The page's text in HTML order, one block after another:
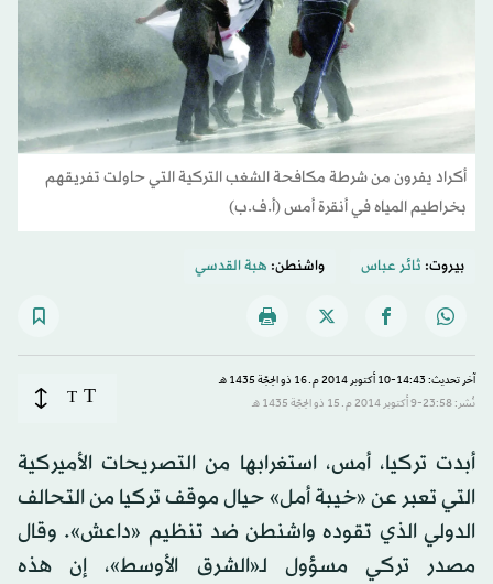
أكراد يفرون من شرطة مكافحة الشغب التركية التي حاولت تفريقهم
بخراطيم المياه في أنقرة أمس (أ.ف.ب)
بيروت: ثائر عباس واشنطن: هبة القدسي
آخر تحديث: 14:43-10 أكتوبر 2014 م ـ 16 ذو الحِجّة 1435 هـ
نُشر: 23:58-9 أكتوبر 2014 م ـ 15 ذو الحِجّة 1435 هـ
T
T
أبدت تركيا، أمس، استغرابها من التصريحات الأميركية
التي تعبر عن «خيبة أمل» حيال موقف تركيا من التحالف
الدولي الذي تقوده واشنطن ضد تنظيم «داعش». وقال
مصدر تركي مسؤول لـ«الشرق الأوسط»، إن هذه